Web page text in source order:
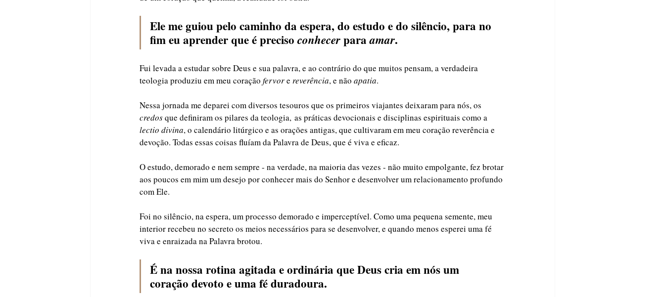
Ele me guiou pelo caminho da espera, do estudo e do silêncio, para no
fim eu aprender que é preciso conhecer para amar.
Fui levada a estudar sobre Deus e sua palavra, e ao contrário do que muitos pensam, a verdadeira
teologia produziu em meu coração fervor e reverência, e não apatia.
Nessa jornada me deparei com diversos tesouros que os primeiros viajantes deixaram para nós, os
credos que definiram os pilares da teologia, as práticas devocionais e disciplinas espirituais como a
lectio divina, o calendário litúrgico e as orações antigas, que cultivaram em meu coração reverência e
devoção. Todas essas coisas fluíam da Palavra de Deus, que é viva e eficaz.
O estudo, demorado e nem sempre - na verdade, na maioria das vezes - não muito empolgante, fez brotar
aos poucos em mim um desejo por conhecer mais do Senhor e desenvolver um relacionamento profundo
com Ele.
Foi no silêncio, na espera, um processo demorado e imperceptível. Como uma pequena semente, meu
interior recebeu no secreto os meios necessários para se desenvolver, e quando menos esperei uma fé
viva e enraizada na Palavra brotou.
É na nossa rotina agitada e ordinária que Deus cria em nós um
coração devoto e uma fé duradoura.